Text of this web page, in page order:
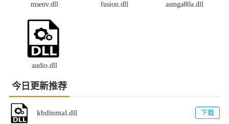
msenv.dll fusion.dll asmga80a.dll
audio.dll
今日更新推荐
kbdinmal.dll 下载